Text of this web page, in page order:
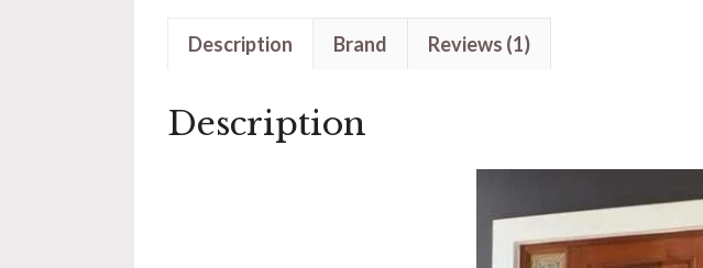
Description Brand Reviews (1)
Description